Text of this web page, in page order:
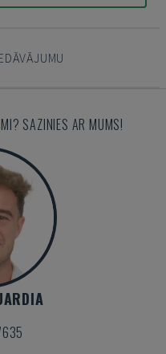
SAZINIES AR MUMS!